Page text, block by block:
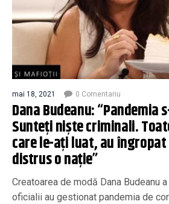
mai 18, 2021 0 Comentariu
Dana Budeanu:
Sunteţi nişte criminali.
care le-ați luat, au
distrus o nație”
Creatoarea de modă Dana Budeanu
oficialii au gestionat pandemia de